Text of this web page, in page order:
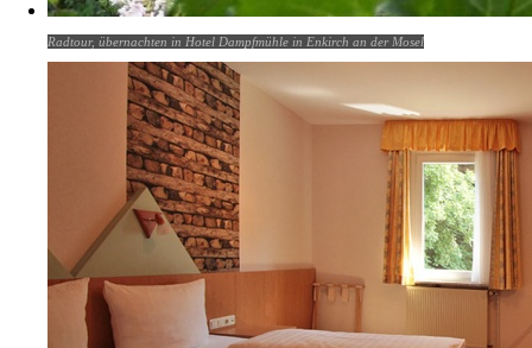
Radtour, übernachten in Hotel Dampfmühle in Enkirch an der Mosel